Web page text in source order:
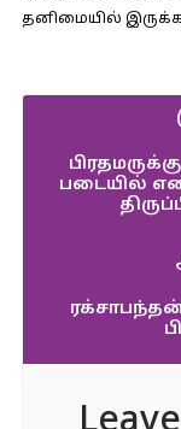
தனிமையில்
படையில்